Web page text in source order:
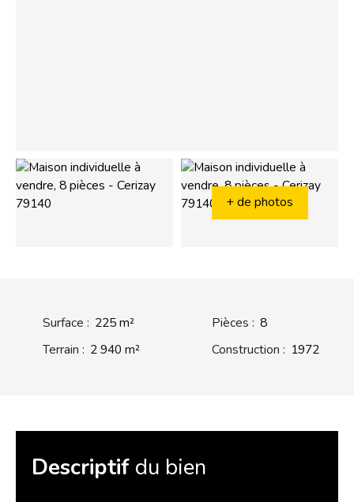
+ de photos
Surface : 225m² Pièces : 8
Terrain : 2 940 m² Construction : 1972
Descriptif du bien